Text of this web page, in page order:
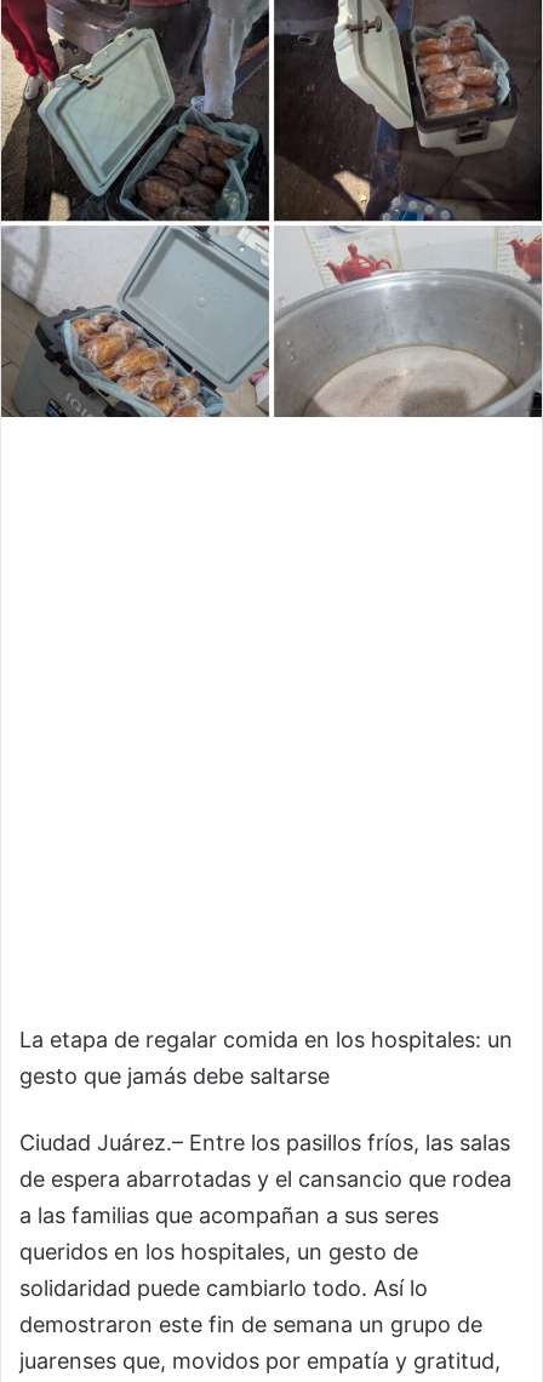
La etapa de regalar comida en los hospitales: un
gesto que jamás debe saltarse
Ciudad Juárez.– Entre los pasillos fríos, las salas
de espera abarrotadas y el cansancio que rodea
a las familias que acompañan a sus seres
queridos en los hospitales, un gesto de
solidaridad puede cambiarlo todo. Así lo
demostraron este fin de semana un grupo de
juarenses que, movidos por empatía y gratitud,